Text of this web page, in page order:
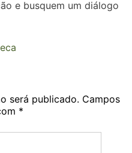
e busquem um diálogo
será publicado. Campos
*